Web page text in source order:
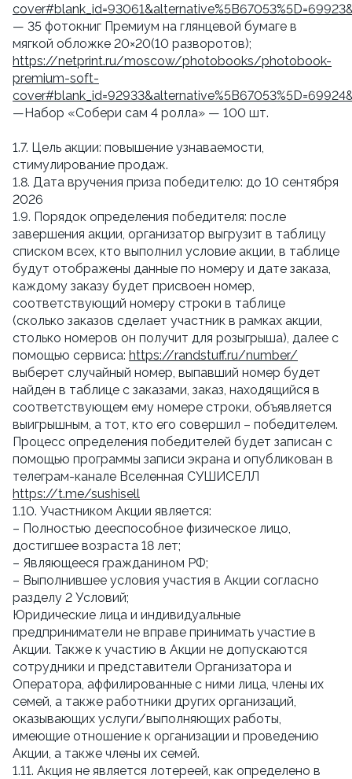
— 35 фотокниг Премиум на глянцевой бумаге в
мягкой обложке 20×20(10 разворотов);
https://netprint.ru/moscow/photobooks/photobook-
premium-soft-
—Набор «Собери сам 4 ролла» — 100 шт.
1.7. Цель акции: повышение узнаваемости,
стимулирование продаж.
1.8. Дата вручения приза победителю: до 10 сентября
2026
1.9. Порядок определения победителя: после
завершения акции, организатор выгрузит в таблицу
списком всех, кто выполнил условие акции, в таблице
будут отображены данные по номеру и дате заказа,
каждому заказу будет присвоен номер,
соответствующий номеру строки в таблице
(сколько заказов сделает участник в рамках акции,
столько номеров он получит для розыгрыша), далее с
помощью сервиса: https://randstuff.ru/number/
выберет случайный номер, выпавший номер будет
найден в таблице с заказами, заказ, находящийся в
соответствующем ему номере строки, объявляется
выигрышным, а тот, кто его совершил – победителем.
Процесс определения победителей будет записан с
помощью программы записи экрана и опубликован в
телеграм-канале Вселенная СУШИСЕЛЛ
https://t.me/sushisell
1.10. Участником Акции является:
– Полностью дееспособное физическое лицо,
достигшее возраста 18 лет;
– Являющееся гражданином РФ;
– Выполнившее условия участия в Акции согласно
разделу 2 Условий;
Юридические лица и индивидуальные
предприниматели не вправе принимать участие в
Акции. Также к участию в Акции не допускаются
сотрудники и представители Организатора и
Оператора, аффилированные с ними лица, члены их
семей, а также работники других организаций,
оказывающих услуги/выполняющих работы,
имеющие отношение к организации и проведению
Акции, а также члены их семей.
1.11. Акция не является лотереей, как определено в